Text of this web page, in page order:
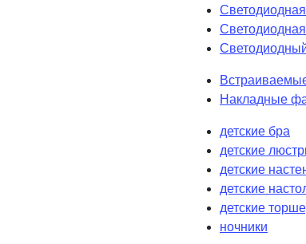
Светодиодная
Накладные
детские бра
детские
детские
детские
детские
ночники